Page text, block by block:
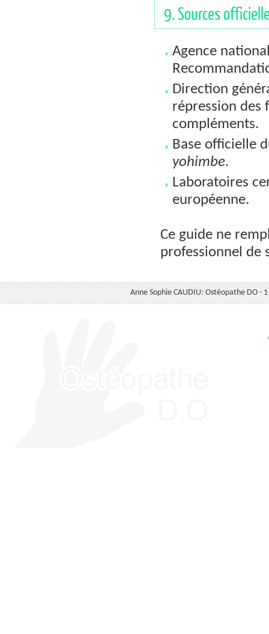
9. Sources
Agence
Direction
répression des
compléments.
Base officielle
yohimbe.
Laboratoires
européenne.
Ce guide ne
professionnel de
Anne Sophie CAUDIU: Ostéopathe DO -